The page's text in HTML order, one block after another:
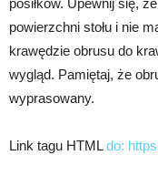
posiłków. Upewnij się,
powierzchni stołu i nie
krawędzie obrusu do
wygląd. Pamiętaj, że
wyprasowany.
Link tagu HTMLdo: